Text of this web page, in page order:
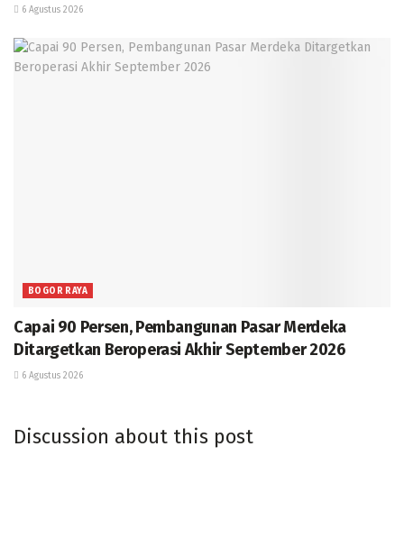
6 Agustus 2026
BOGOR RAYA
Capai 90 Persen, Pembangunan Pasar Merdeka
Ditargetkan Beroperasi Akhir September 2026
6 Agustus 2026
Discussion about this post